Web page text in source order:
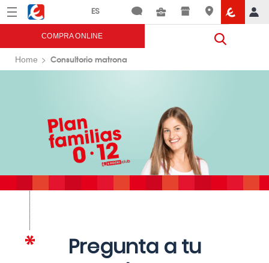
Menú Eroski
COMPRA ONLINE
Home Consultorio matrona
Pregunta a tu